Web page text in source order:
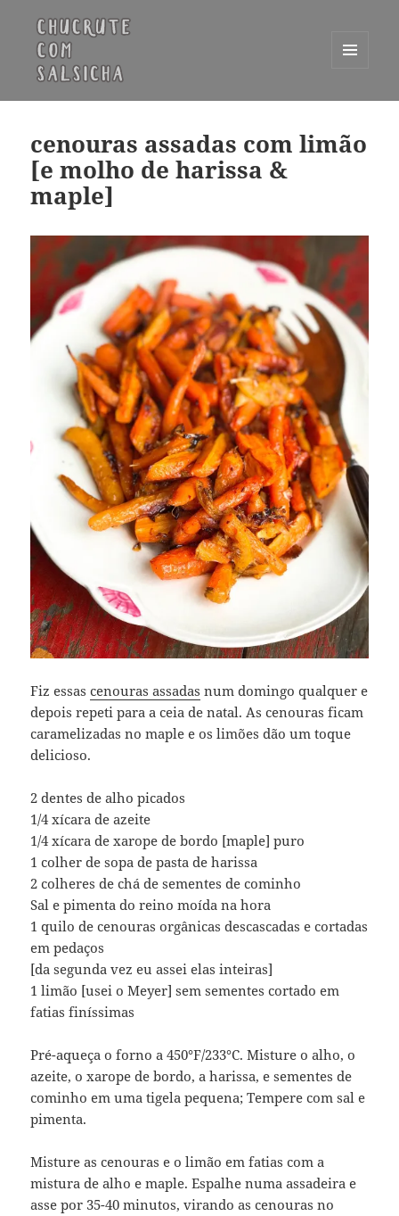
WIDGETS
cenouras assadas com limão
[e molho de harissa &
maple]
Fiz essascenouras assadas num domingo qualquer e
depois repeti para a ceia de natal. As cenouras ficam
caramelizadas no maple e os limões dão um toque
delicioso.
2 dentes de alho picados
1/4 xícara de azeite
1/4 xícara de xarope de bordo [maple] puro
1 colher de sopa de pasta de harissa
2 colheres de chá de sementes de cominho
Sal e pimenta do reino moída na hora
1 quilo de cenouras orgânicas descascadas e cortadas
em pedaços
[da segunda vez eu assei elas inteiras]
1 limão [usei o Meyer] sem sementes cortado em
fatias finíssimas
Pré-aqueça o forno a 450°F/233°C. Misture o alho, o
azeite, o xarope de bordo, a harissa, e sementes de
cominho em uma tigela pequena; Tempere com sal e
pimenta.
Misture as cenouras e o limão em fatias com a
mistura de alho e maple. Espalhe numa assadeira e
asse por 35-40 minutos, virando as cenouras no